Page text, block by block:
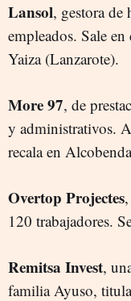
Lansol, gestora de
empleados. Sale
Yaiza (Lanzarote).
More 97, de
y administrativos.
recala en
Overtop Projectes
120 trabajadores.
Remitsa Invest,
familia Ayuso,